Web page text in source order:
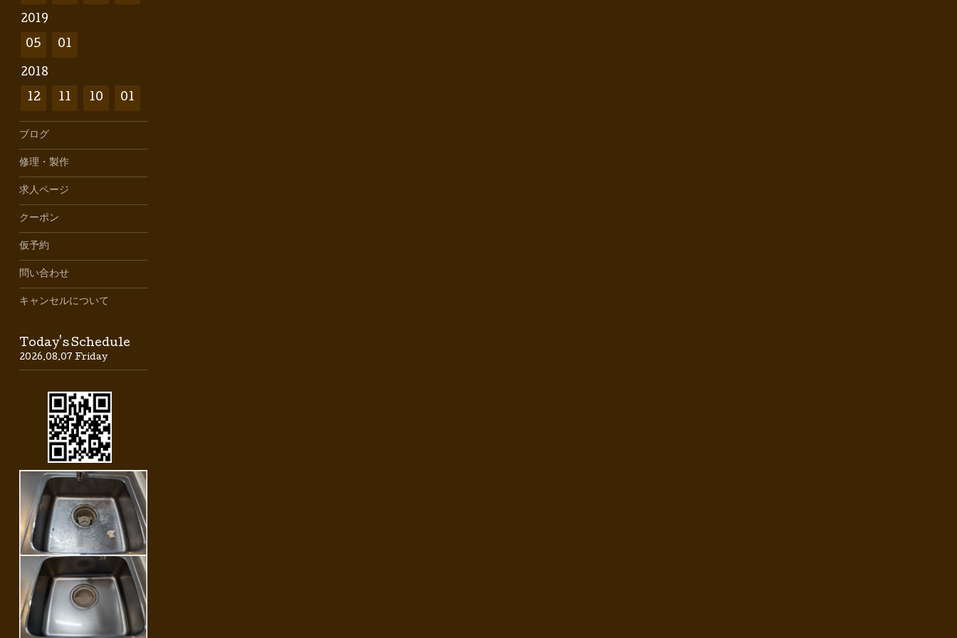
2019
05 01
2018
12 11 10 01
ブログ
修理・製作
求人ページ
クーポン
仮予約
問い合わせ
キャンセルについて
Today's Schedule
2026.08.07 Friday